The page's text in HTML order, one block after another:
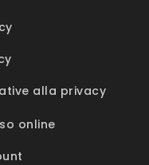
alla privacy
online